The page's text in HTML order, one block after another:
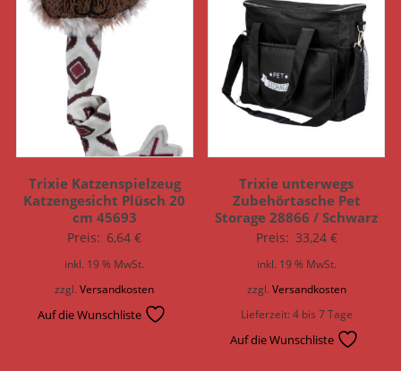
Trixie Katzenspielzeug
Katzengesicht Plüsch 20
cm 45693
Preis: 6,64€
inkl. 19 % MwSt.
zzgl.Versandkosten
Auf die Wunschliste
Trixie unterwegs
Zubehörtasche Pet
Storage 28866 / Schwarz
Preis: 33,24 €
inkl. 19 % MwSt.
zzgl. Versandkosten
Lieferzeit:4 bis 7 Tage
Auf die Wunschliste